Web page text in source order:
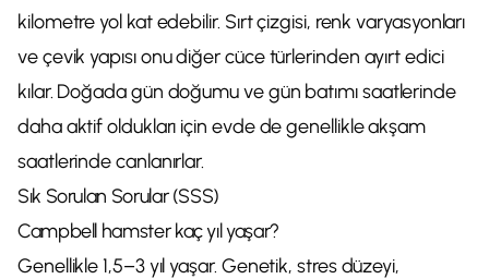
kilometre yol kat edebilir. Sırt çizgisi, renk varyasyonları
ve çevik yapısı onu diğer cüce türlerinden ayırt edici
kılar. Doğada gün doğumu ve gün batımı saatlerinde
daha aktif oldukları için evde de genellikle akşam
saatlerinde canlanırlar.
Sık Sorulan Sorular (SSS)
Campbell hamster kaç yıl yaşar?
Genellikle 1,5–3 yıl yaşar. Genetik, stres düzeyi,